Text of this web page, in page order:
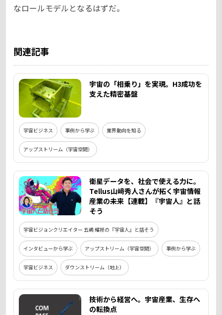
なロールモデルとなるはずだ。
関連記事
宇宙の「相乗り」を実現。H3成功を
支えた精密基盤
宇宙ビジネス 事例から学ぶ 業界動向を知る
アップストリーム（宇宙空間）
衛星データを、社会で使える力に。
Tellus山﨑秀人さんが拓く宇宙情報
産業の未来【連載】『宇宙人』と話
そう
宇宙ビジョンクリエイター 五嶋 耀祥の『宇宙人』と話そう
インタビューから学ぶ アップストリーム（宇宙空間） 事例から学ぶ
宇宙ビジネス ダウンストリーム（地上）
技術から経営へ。宇宙産業、生存へ
の転換点